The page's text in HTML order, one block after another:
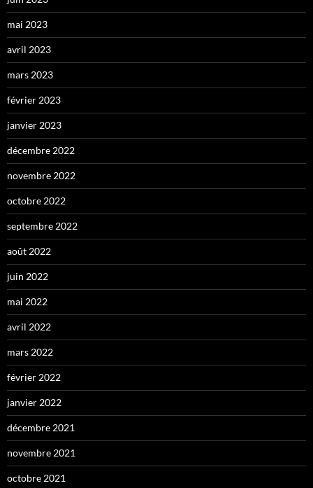
mai 2023
avril 2023
mars 2023
février 2023
janvier 2023
décembre 2022
novembre 2022
octobre 2022
septembre 2022
août 2022
juin 2022
mai 2022
avril 2022
mars 2022
février 2022
janvier 2022
décembre 2021
novembre 2021
octobre 2021